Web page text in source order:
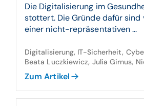
Die Digitalisierung im
stottert. Die Gründe dafür sind
einer nicht-repräsentativen ...
Digitalisierung, IT-Sicherheit,
Beata Luczkiewicz, Julia Girnus,
Zum Artikel